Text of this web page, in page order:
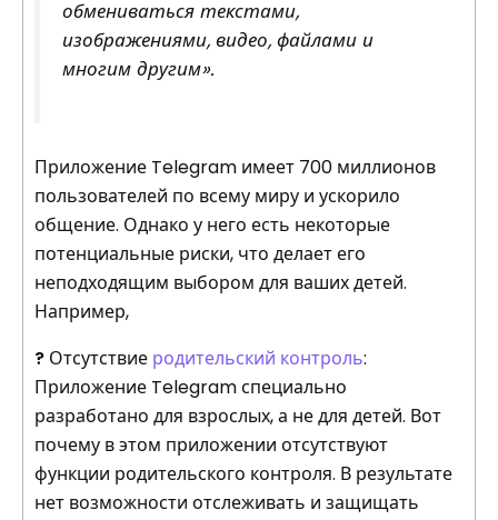
обмениваться текстами,
изображениями, видео, файлами и
многим другим».
Приложение Telegram имеет 700 миллионов
пользователей по всему миру и ускорило
общение. Однако у него есть некоторые
потенциальные риски, что делает его
неподходящим выбором для ваших детей.
Например,
? Отсутствие родительский контроль:
Приложение Telegram специально
разработано для взрослых, а не для детей. Вот
почему в этом приложении отсутствуют
функции родительского контроля. В результате
нет возможности отслеживать и защищать